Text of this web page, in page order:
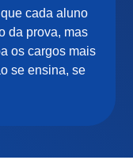
cada aluno
da prova, mas
os cargos mais
se ensina, se